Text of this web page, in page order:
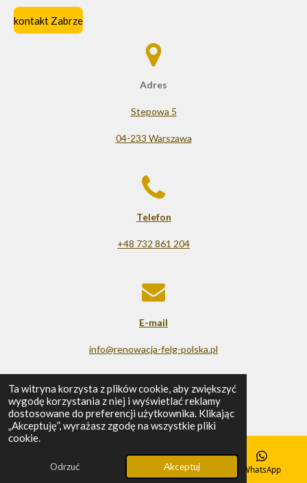
Ta witryna korzysta z plików cookie, aby zwiększyć
wygodę korzystania z niej i wyświetlać reklamy
dostosowane do preferencji użytkownika. Klikając
„Akceptuję”, wyrażasz zgodę na wszystkie pliki
cookie.
Odrzuć Akceptuj
kontakt Zabrze
Adres
Stepowa 5
04-233 Warszawa
Telefon
+48 732 861 204
E-mail
info@renowacja-felg-polska.pl
© 2025 - 2026 Renowacja felg
Obsługiwana przezWebador
E-mail Mapa WhatsApp